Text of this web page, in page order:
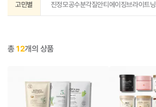
고민별 진정모공수분각질안티에이징브라이트닝
총12개의 상품